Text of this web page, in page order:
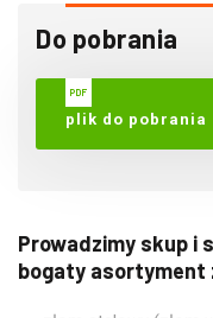
Do pobrania
plik do pobrania
Prowadzimy skup i
bogaty asortyment